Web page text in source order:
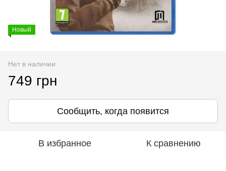
Новый
Нет в наличии
749 грн
Сообщить, когда появится
В избранное К сравнению